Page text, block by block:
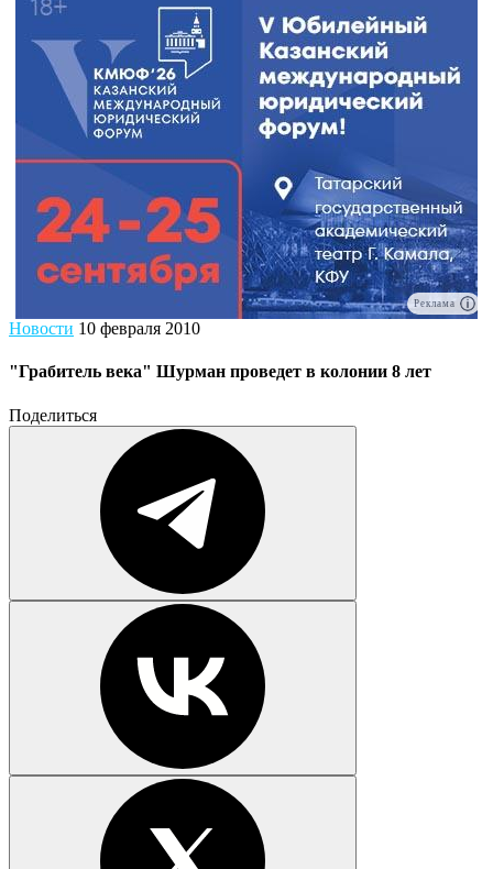
Реклама
Новости 10 февраля 2010
"Грабитель века" Шурман проведет в колонии 8 лет
Поделиться